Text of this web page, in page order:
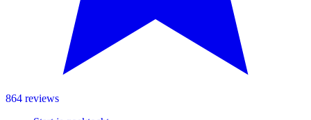
864 reviews